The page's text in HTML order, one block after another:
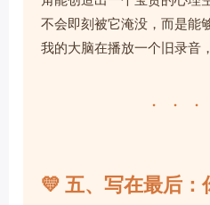
不会即刻被它淹没，而是能
我的大脑在播放一个旧录音
· · ·
💛 五、写在最后：